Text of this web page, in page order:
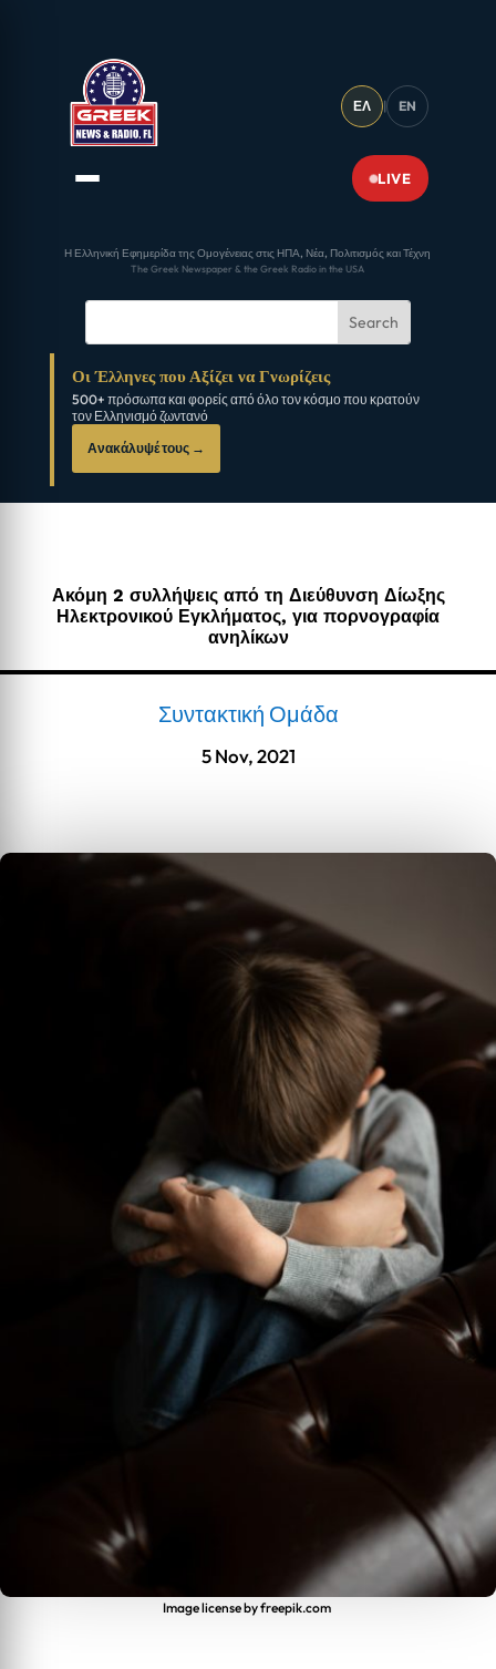
ΕΛ | EN
LIVE
Η Ελληνική Εφημερίδα της Ομογένειας στις ΗΠΑ, Νέα, Πολιτισμός και Τέχνη
The Greek Newspaper & the Greek Radio in the USA
Οι Έλληνες που Αξίζει να Γνωρίζεις
500+ πρόσωπα και φορείς από όλο τον κόσμο που κρατούν
τον Ελληνισμό ζωντανό
Ανακάλυψέ τους →
Ακόμη 2 συλλήψεις από τη Διεύθυνση Δίωξης
Ηλεκτρονικού Εγκλήματος, για πορνογραφία
ανηλίκων
Συντακτική Ομάδα
5 Nov, 2021
Image license by freepik.com